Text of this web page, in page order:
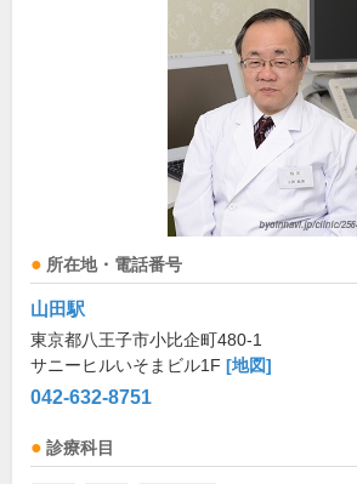
所在地・電話番号
山田駅
東京都八王子市小比企町480-1
サニーヒルいそまビル1F [地図]
042-632-8751
診療科目